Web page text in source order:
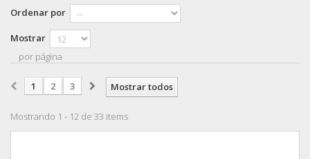
Ordenar por
Mostrar
por página
Mostrar todos
1 2 3
Mostrando 1 - 12 de 33 items